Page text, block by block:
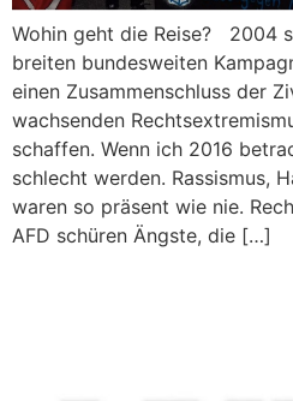
Wohin geht die Reise? 2004
breiten bundesweiten
einen Zusammenschluss der
wachsenden
schaffen. Wenn ich 2016
schlecht werden. Rassismus,
waren so präsent wie nie.
AFD schüren Ängste, die […]